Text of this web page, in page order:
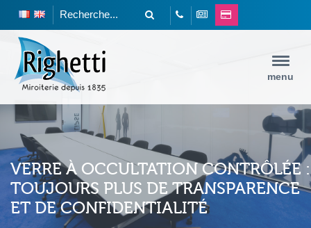
menu
VERRE À OCCULTATION CONTRÔLÉE :
TOUJOURS PLUS DE TRANSPARENCE
ET DE CONFIDENTIALITÉ